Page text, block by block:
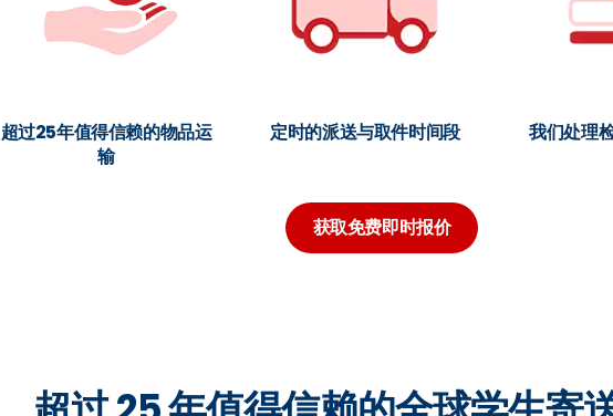
超过25年值得信赖的物品运
输
定时的派送与取件时间段 我们处理
获取免费即时报价